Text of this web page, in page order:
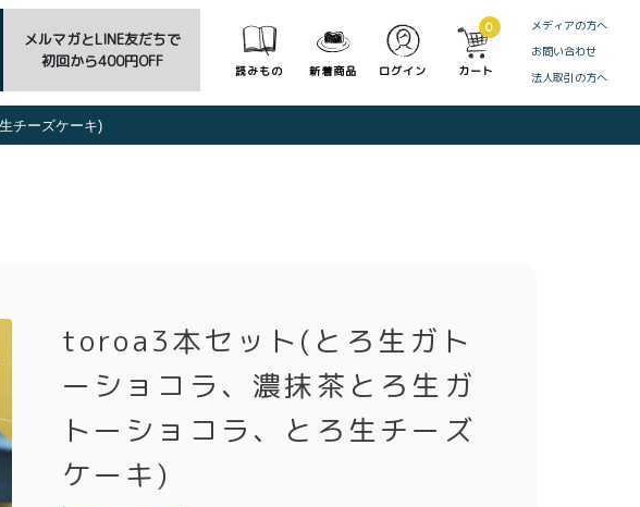
メルマガとLINE友だちで
初回から400円OFF
読みもの 新着商品 ログイン
0
カート
メディアの方へ
お問い合わせ
法人取引の方へ
CLOSE
チーズケーキ)
toroa3本セット(とろ生ガト
ーショコラ、濃抹茶とろ生ガ
トーショコラ、とろ生チーズ
ケーキ)